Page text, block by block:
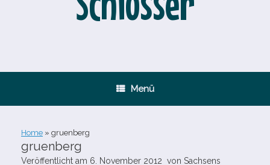
Menü
Home » gruenberg
gruenberg
Veröffentlicht am 6. November 2012 von Sachsens